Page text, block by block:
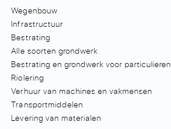
Wegenbouw
Infrastructuur
Bestrating
Alle soorten grondwerk
Bestrating en grondwerk voor particulieren
Riolering
Verhuur van machines en vakmensen
Transportmiddelen
Levering van materialen